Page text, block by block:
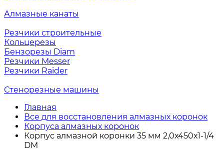
Алмазные канаты
Резчики строительные
Кольцерезы
Бензорезы Diam
Резчики Messer
Резчики Raider
Стенорезные машины
Главная
Все для восстановления алмазных коронок
Корпуса алмазных коронок
Корпус алмазной коронки 35 мм 2,0х450х1-1/4
DM